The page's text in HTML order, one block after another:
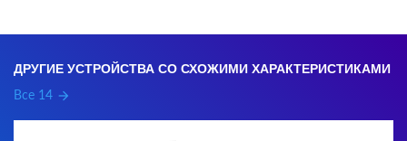
ДРУГИЕ УСТРОЙСТВА СО СХОЖИМИ ХАРАКТЕРИСТИКАМИ
Все 14 arrow_forward